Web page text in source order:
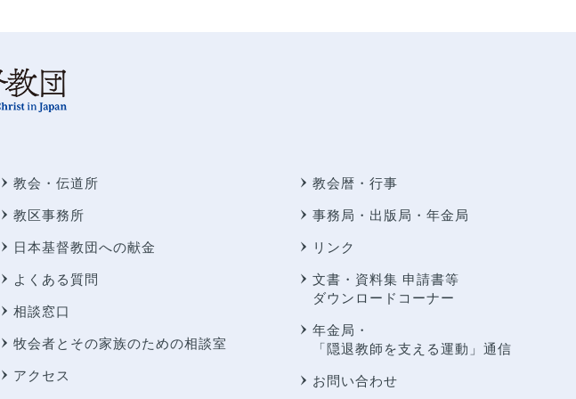
教会・伝道所
教区事務所
日本基督教団への献金
よくある質問
相談窓口
牧会者とその家族のための相談室
アクセス
教会暦・行事
事務局・出版局・年金局
リンク
文書・資料集 申請書等
ダウンロードコーナー
年金局・
「隠退教師を支える運動」通信
お問い合わせ